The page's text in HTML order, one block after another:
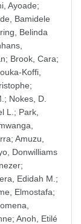
Ayoade;
Bamidele
Belinda
; Brook, Cara;
Koffi,
;
; Nokes, D.
L. ; Park,
; Amuzu,
Donwilliams
;
Edidah M. ;
Elmostafa;
; Anoh, Etilé